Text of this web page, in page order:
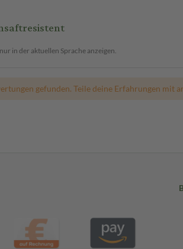
in der aktuellen Sprache anzeigen.
gefunden. Teile deine Erfahrungen mit